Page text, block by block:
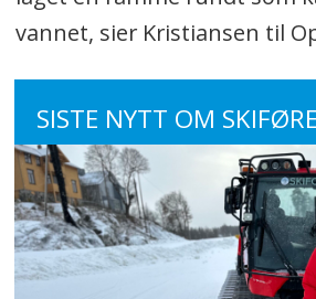
vannet, sier Kristiansen til
SISTE NYTT OM